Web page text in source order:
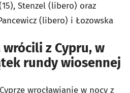
Stenzel (libero) oraz
(libero) i Łozowska
wrócili z Cypru, w
rundy wiosennej
wrocławianie w nocy z